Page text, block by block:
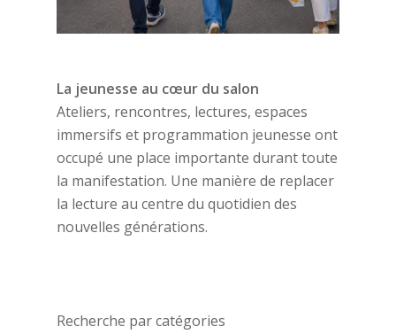
La jeunesse au cœur du salon
Ateliers, rencontres, lectures, espaces
immersifs et programmation jeunesse ont
occupé une place importante durant toute
la manifestation. Une manière de replacer
la lecture au centre du quotidien des
nouvelles générations.
Recherche par catégories